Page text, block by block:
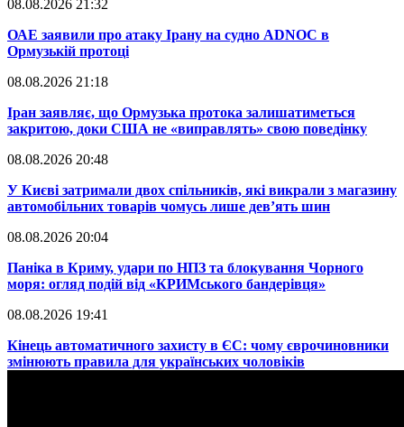
08.08.2026 21:32
​ОАЕ заявили про атаку Ірану на судно ADNOC в
Ормузькій протоці
08.08.2026 21:18
​Іран заявляє, що Ормузька протока залишатиметься
закритою, доки США не «виправлять» свою поведінку
08.08.2026 20:48
​У Києві затримали двох спільників, які викрали з магазину
автомобільних товарів чомусь лише дев’ять шин
08.08.2026 20:04
Паніка в Криму, удари по НПЗ та блокування Чорного
моря: огляд подій від «КРИМського бандерівця»
08.08.2026 19:41
​Кінець автоматичного захисту в ЄС: чому єврочиновники
змінюють правила для українських чоловіків